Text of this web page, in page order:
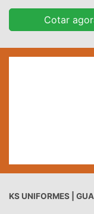
Cotar
KS UNIFORMES |